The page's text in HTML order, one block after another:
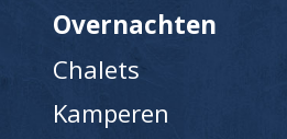
Overnachten
Chalets
Kamperen